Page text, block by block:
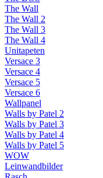
The Wall
The Wall 2
The Wall 3
The Wall 4
Unitapeten
Versace 3
Versace 4
Versace 5
Versace 6
Wallpanel
Walls by Patel 2
Walls by Patel 3
Walls by Patel 4
Walls by Patel 5
WOW
Leinwandbilder